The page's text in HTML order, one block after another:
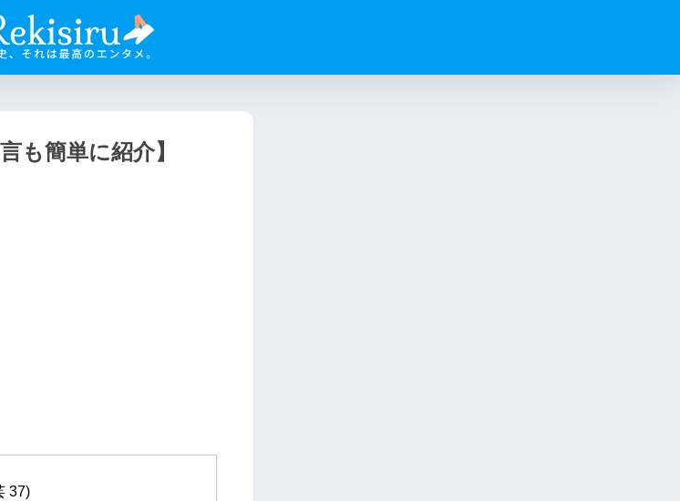
も簡単に紹介】
37)